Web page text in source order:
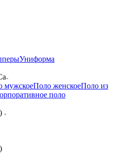
Униформа
мужскоеПоло женскоеПоло из
поло